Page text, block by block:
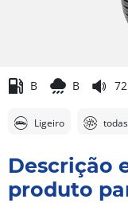
B B
Ligeiro
Descrição
produto